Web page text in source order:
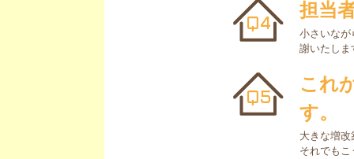
Q4
担当
小さいなが
謝いたしま
Q5
これ
す。
大きな増
それでも